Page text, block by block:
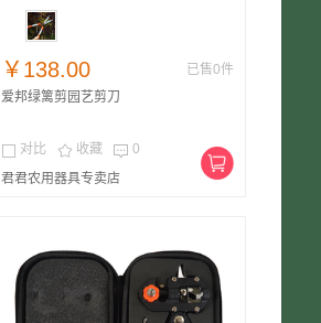
￥138.00
已售0件
爱邦绿篱剪园艺剪刀
对比  收藏  0
君君农用器具专卖店